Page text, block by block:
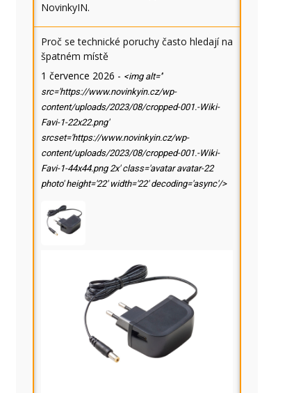
NovinkyIN.
Proč se technické poruchy často hledají na
špatném místě
1 července 2026 - <img alt=''
src='https://www.novinkyin.cz/wp-
content/uploads/2023/08/cropped-001.-Wiki-
Favi-1-22x22.png'
srcset='https://www.novinkyin.cz/wp-
content/uploads/2023/08/cropped-001.-Wiki-
Favi-1-44x44.png 2x' class='avatar avatar-22
photo' height='22' width='22' decoding='async'/>